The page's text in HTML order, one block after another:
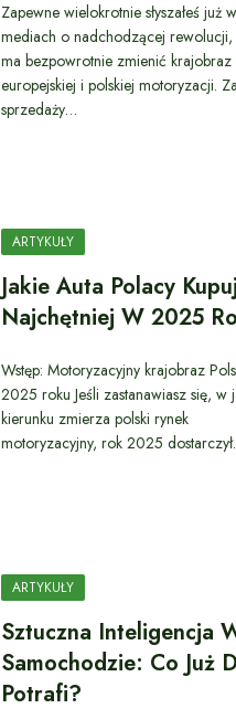
Zapewne wielokrotnie słyszałeś już w
mediach o nadchodzącej rewolucji,
ma bezpowrotnie zmienić krajobraz
europejskiej i polskiej motoryzacji.
sprzedaży…
ARTYKUŁY
Jakie Auta Polacy
Najchętniej W 2025
Wstęp: Motoryzacyjny krajobraz
2025 roku Jeśli zastanawiasz się, w
kierunku zmierza polski rynek
motoryzacyjny, rok 2025
ARTYKUŁY
Sztuczna Inteligencja
Samochodzie: Co Już
Potrafi?